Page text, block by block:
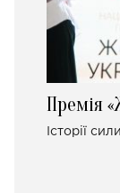
Премія
Історії